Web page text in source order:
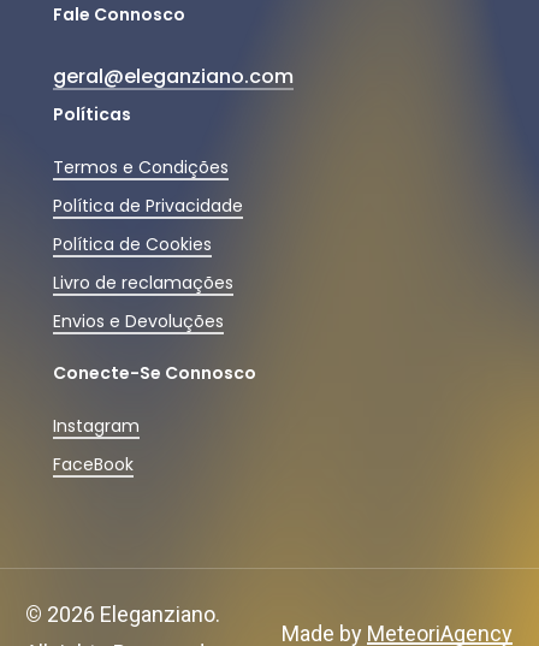
Ver Carrinho Finalizar Compras
Fale Connosco
geral@eleganziano.com
Políticas
Termos e Condições
Política de Privacidade
Política de Cookies
Livro de reclamações
Envios e Devoluções
Conecte-Se Connosco
Instagram
FaceBook
© 2026 Eleganziano.
Made by MeteoriAgency